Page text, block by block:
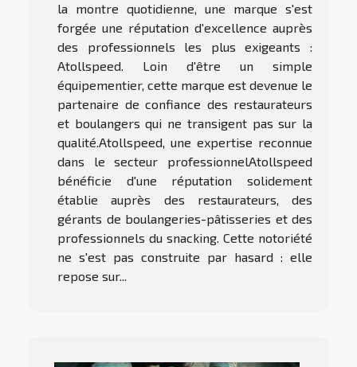
la montre quotidienne, une marque s'est
forgée une réputation d'excellence auprès
des professionnels les plus exigeants :
Atollspeed. Loin d'être un simple
équipementier, cette marque est devenue le
partenaire de confiance des restaurateurs
et boulangers qui ne transigent pas sur la
qualité.Atollspeed, une expertise reconnue
dans le secteur professionnelAtollspeed
bénéficie d'une réputation solidement
établie auprès des restaurateurs, des
gérants de boulangeries-pâtisseries et des
professionnels du snacking. Cette notoriété
ne s'est pas construite par hasard : elle
repose sur...